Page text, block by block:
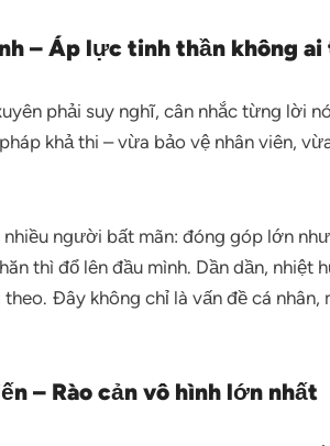
– Áp lực tinh thần không ai
phải suy nghĩ, cân nhắc từng lời
khả thi – vừa bảo vệ nhân viên,
nhiều người bất mãn: đóng góp lớn
thì đổ lên đầu mình. Dần dần, nhiệt
Đây không chỉ là vấn đề cá nhân,
– Rào cản vô hình lớn nhất